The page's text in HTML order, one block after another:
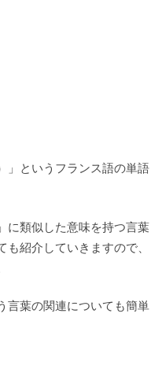
」というフランス語の単語
に類似した意味を持つ言葉
紹介していきますので、
言葉の関連についても簡単